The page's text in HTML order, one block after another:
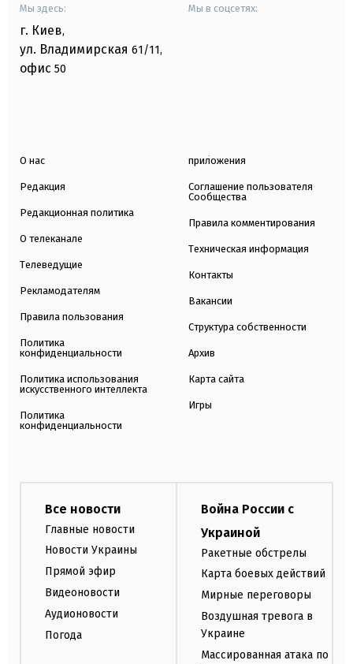
Мы здесь:
г. Киев,
ул. Владимирская 61/11,
офис 50
Мы в соцсетях:
О нас
Редакция
Редакционная политика
О телеканале
Телеведущие
Рекламодателям
Правила пользования
Политика
конфиденциальности
Политика использования
искусственного интеллекта
Политика
конфиденциальности
приложения
Соглашение пользователя
Сообщества
Правила комментирования
Техническая информация
Контакты
Вакансии
Структура собственности
Архив
Карта сайта
Игры
Все новости
Главные новости
Новости Украины
Прямой эфир
Видеоновости
Аудионовости
Погода
Война России с
Украиной
Ракетные обстрелы
Карта боевых действий
Мирные переговоры
Воздушная тревога в
Украине
Массированная атака по